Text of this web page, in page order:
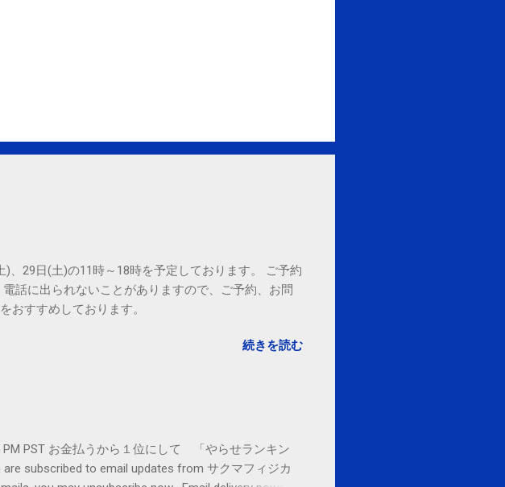
、29日(土)の11時～18時を予定しております。 ご予約
話に出られないことがありますので、ご予約、お問
おすすめしております。
続きを読む
PST お金払うから１位にして 「やらせランキン
subscribed to email updates from サクマフィジカ